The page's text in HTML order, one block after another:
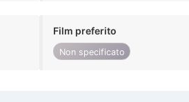
Film preferito
Non specificato